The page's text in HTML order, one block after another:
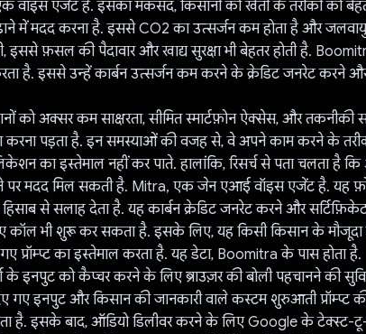
एक वॉइस एजेंट है. इसका मकसद, किसानों को खेती के तरीकों को
में मदद करना है. इससे CO2 का उत्सर्जन कम होता है और जलवायु
इससे फ़सल की पैदावार और खाद्य सुरक्षा भी बेहतर होती है.
है. इससे उन्हें कार्बन उत्सर्जन कम करने के क्रेडिट जनरेट करने
को अक्सर कम साक्षरता, सीमित स्मार्टफ़ोन ऐक्सेस, और तकनीकी
करना पड़ता है. इन समस्याओं की वजह से, वे अपने काम करने के
का इस्तेमाल नहीं कर पाते. हालांकि, रिसर्च से पता चलता है कि
पर मदद मिल सकती है. Mitra, एक जेन एआई वॉइस एजेंट है. यह
से सलाह देता है. यह कार्बन क्रेडिट जनरेट करने और
कॉल भी शुरू कर सकता है. इसके लिए, यह किसी किसान के
प्रॉम्प्ट का इस्तेमाल करता है. यह डेटा, Boomitra के पास होता है.
के इनपुट को कैप्चर करने के लिए ब्राउज़र की बोली पहचानने की
गए इनपुट और किसान की जानकारी वाले कस्टम शुरुआती प्रॉम्प्ट
है. इसके बाद, ऑडियो डिलीवर करने के लिए Google के टेक्स्ट-